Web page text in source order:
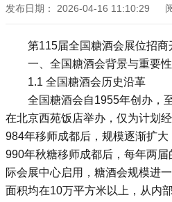
发布日期： 2026-04-16 11:10:29
第115届全国糖酒会展位招
一、全国糖酒会背景与重要性
1.1 全国糖酒会历史沿革
全国糖酒会自1955年创办，
在北京西苑饭店举办，仅为计划
984年移师成都后，规模逐渐扩
990年秋糖移师成都后，每年两
际会展中心启用，糖酒会规模进
面积均在10万平方米以上，从内